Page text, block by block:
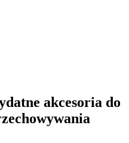
akcesoria do